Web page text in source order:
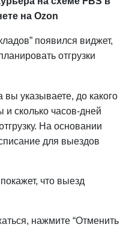
на Ozon
появился виджет,
отгрузки
указываете, до какого
и сколько часов-дней
На основании
для выездов
что выезд
нажмите “Отменить